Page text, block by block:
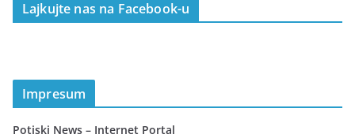
Lajkujte nas na Facebook-u
Impresum
Potiski News – Internet Portal